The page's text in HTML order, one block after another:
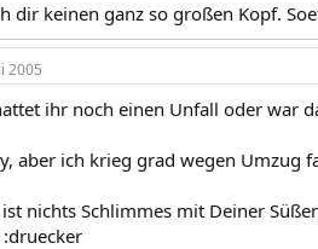
dir keinen ganz so großen Kopf.
2005
ihr noch einen Unfall oder war
aber ich krieg grad wegen Umzug
ist nichts Schlimmes mit Deiner